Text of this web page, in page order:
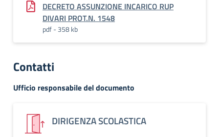
DECRETO ASSUNZIONE INCARICO RUP
DIVARI PROT.N. 1548
pdf - 358 kb
Contatti
Ufficio responsabile del documento
DIRIGENZA SCOLASTICA